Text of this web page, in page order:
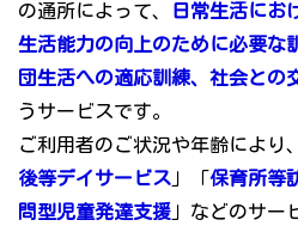
の通所によって、
日常生活にお
生活能力の向上のために必要な
団生活への適応訓練、社会との
うサービスです。
ご利用者のご状況や年齢により
後等デイサービス 」「保育所等
問型児童発達支援 」などのサー